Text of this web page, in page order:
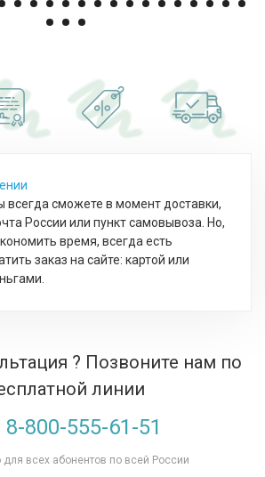
всегда сможете в момент доставки,
России или пункт самовывоза. Но,
время, всегда есть
заказ на сайте: картой или
? Позвоните нам по
линии
8-800-555-61-51
для всех абонентов по всей России